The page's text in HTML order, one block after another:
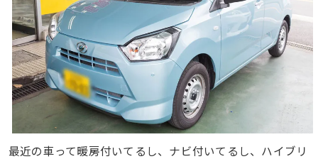
最近の車って暖房付いてるし、ナビ付いてるし、ハイブリ